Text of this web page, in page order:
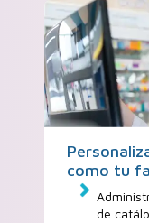
como tu
de